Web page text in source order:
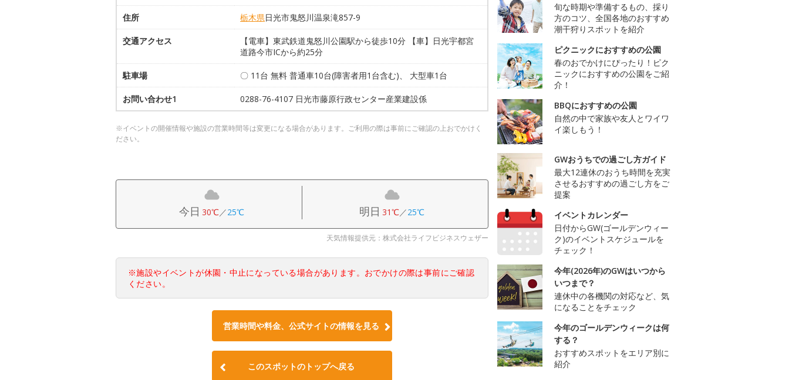
住所 栃木県日光市鬼怒川温泉滝857-9
交通アクセス
【電車】東武鉄道鬼怒川公園駅から徒歩10分 【車】日光宇都宮
道路今市ICから約25分
駐車場 〇 11台 無料 普通車10台(障害者用1台含む)、 大型車1台
お問い合わせ1 0288-76-4107 日光市藤原行政センター産業建設係
※イベントの開催情報や施設の営業時間等は変更になる場合があります。ご利用の際は事前にご確認の上おでかけく
ださい。
今日 30℃／25℃ 明日 31℃／25℃
天気情報提供元：株式会社ライフビジネスウェザー
※施設やイベントが休園・中止になっている場合があります。おでかけの際は事前にご確認
ください。
営業時間や料金、公式サイトの情報を見る
このスポットのトップへ戻る
旬な時期や準備するもの、採り
方のコツ、全国各地のおすすめ
潮干狩りスポットを紹介
ピクニックにおすすめの公園
春のおでかけにぴったり！ピク
ニックにおすすめの公園をご紹
介！
BBQにおすすめの公園
自然の中で家族や友人とワイワ
イ楽しもう！
GWおうちでの過ごし方ガイド
最大12連休のおうち時間を充実
させるおすすめの過ごし方をご
提案
イベントカレンダー
日付からGW(ゴールデンウィー
ク)のイベントスケジュールを
チェック！
今年(2026年)のGWはいつから
いつまで？
連休中の各機関の対応など、気
になることをチェック
今年のゴールデンウィークは何
する？
おすすめスポットをエリア別に
紹介